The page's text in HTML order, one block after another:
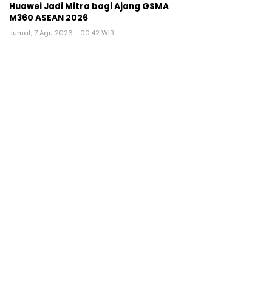
Huawei Jadi Mitra bagi Ajang GSMA
M360 ASEAN 2026
Jumat, 7 Agu 2026 - 00:42 WIB